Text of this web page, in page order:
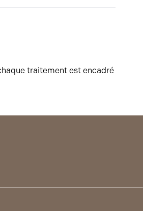
traitement est encadré